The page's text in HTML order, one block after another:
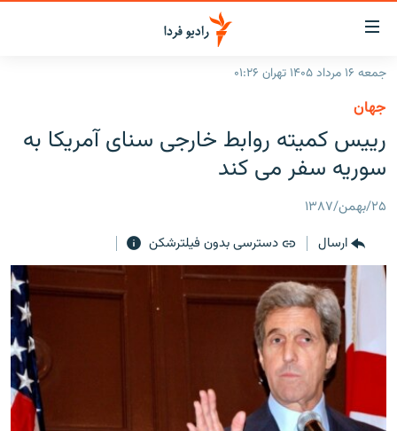
لینک‌های
قابلیت
دسترسی
بازگشت
منوی
اصلی
رفتن
صفحه
جستجو
جهان
برنامه‌های رادیویی
فرکانس‌ها
پادکست
چندرسانه‌ای
گزارش‌های تصویری
گزارش‌های ویدئویی
زنان فردا
English
به ما بپیوندید
جمعه ۱۶ مرداد ۱۴۰۵ تهران ۰۱:۲۶
جهان
رييس کميته روابط خارجی سنای آمريکا به
سوريه سفر می کند
۲۵/بهمن/۱۳۸۷
ارسال
دسترسی بدون فیلترشکن